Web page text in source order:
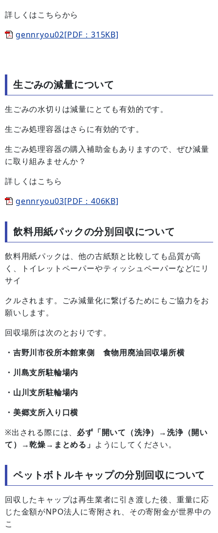
詳しくはこちらから
gennryou02[PDF：315KB]
生ごみの減量について
生ごみの水切りは減量にとても有効的です。
生ごみ処理容器はさらに有効的です。
生ごみ処理容器の購入補助金もありますので、ぜひ減量
に取り組みませんか？
詳しくはこちら
gennryou03[PDF：406KB]
飲料用紙パックの分別回収について
飲料用紙パックは、他の古紙類と比較しても品質が高
く、トイレットペーパーやティッシュペーパーなどにリ
サイ
クルされます。ごみ減量化に繋げるためにもご協力をお
願いします。
回収場所は次のとおりです。
・吉野川市役所本館東側 食物用廃油回収場所横
・川島支所駐輪場内
・山川支所駐輪場内
・美郷支所入り口横
※出される際には、 必ず「開いて（洗浄）→洗浄（開い
て）→乾燥→まとめる」 ようにしてください。
ペットボトルキャップの分別回収について
回収したキャップは再生業者に引き渡した後、重量に応
じた金額がNPO法人に寄附され、その寄附金が世界中の
こ